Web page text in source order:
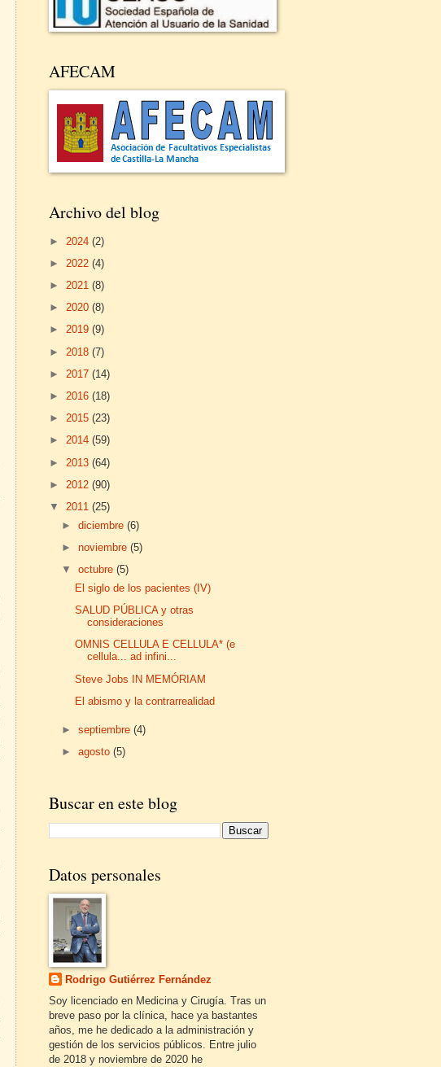
AFECAM
Archivo del blog
► 2024 (2)
► 2022 (4)
► 2021 (8)
► 2020 (8)
► 2019 (9)
► 2018 (7)
► 2017 (14)
► 2016 (18)
► 2015 (23)
► 2014 (59)
► 2013 (64)
► 2012 (90)
▼ 2011 (25)
►diciembre(6)
►noviembre(5)
▼octubre(5)
El siglo de los pacientes (IV)
SALUD PÚBLICA y otras
consideraciones
OMNIS CELLULA E CELLULA* (e
cellula... ad infini...
Steve Jobs IN MEMÓRIAM
El abismo y la contrarrealidad
►septiembre(4)
►agosto(5)
Buscar en este blog
Datos personales
Rodrigo Gutiérrez Fernández
Soy licenciado en Medicina y Cirugía. Tras un
breve paso por la clínica, hace ya bastantes
años, me he dedicado a la administración y
gestión de los servicios públicos. Entre julio
de 2018 y noviembre de 2020 he